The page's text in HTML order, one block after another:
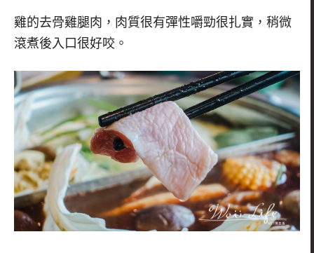
雞的去骨雞腿肉，肉質很有彈性嚼勁很扎實，稍微
滾煮後入口很好咬。